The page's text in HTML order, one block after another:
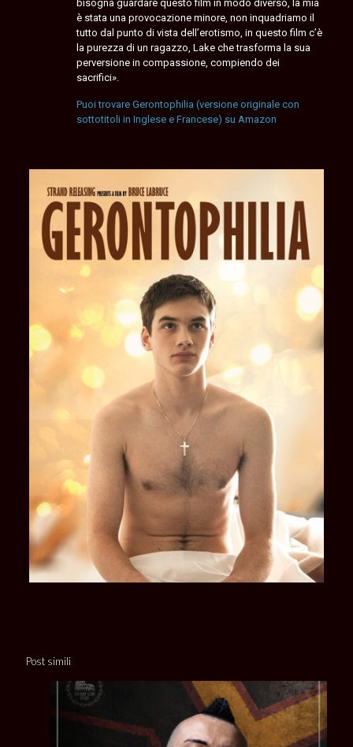
bisogna guardare questo film in modo diverso, la mia
è stata una provocazione minore, non inquadriamo il
tutto dal punto di vista dell’erotismo, in questo film c’è
la purezza di un ragazzo, Lake che trasforma la sua
perversione in compassione, compiendo dei
sacrifici».
Puoi trovare Gerontophilia (versione originale con
sottotitoli in Inglese e Francese) su Amazon
Post simili